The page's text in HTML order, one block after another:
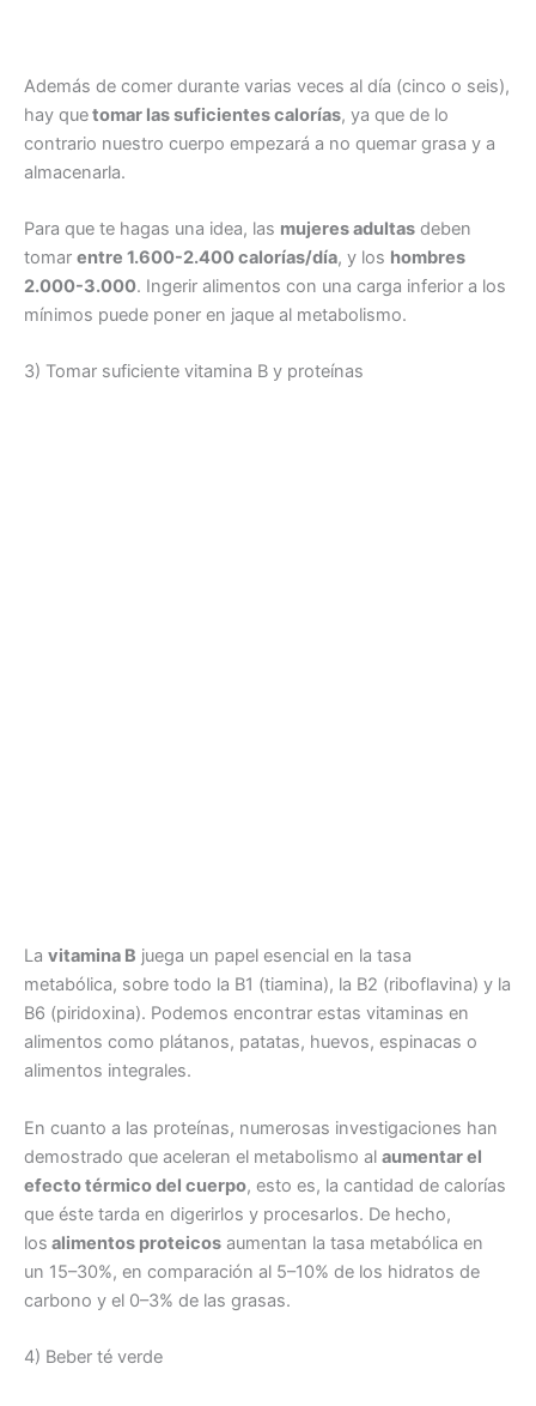
Además de comer durante varias veces al día (cinco o seis),
hay quetomar las suficientes calorías, ya que de lo
contrario nuestro cuerpo empezará a no quemar grasa y a
almacenarla.
Para que te hagas una idea, las mujeres adultas deben
tomar entre 1.600-2.400 calorías/día, y los hombres
2.000-3.000. Ingerir alimentos con una carga inferior a los
mínimos puede poner en jaque al metabolismo.
3) Tomar suficiente vitamina B y proteínas
La vitamina B juega un papel esencial en la tasa
metabólica, sobre todo la B1 (tiamina), la B2 (riboflavina) y la
B6 (piridoxina). Podemos encontrar estas vitaminas en
alimentos como plátanos, patatas, huevos, espinacas o
alimentos integrales.
En cuanto a las proteínas, numerosas investigaciones han
demostrado que aceleran el metabolismo al aumentar el
efecto térmico del cuerpo, esto es, la cantidad de calorías
que éste tarda en digerirlos y procesarlos. De hecho,
los alimentos proteicos aumentan la tasa metabólica en
un 15–30%, en comparación al 5–10% de los hidratos de
carbono y el 0–3% de las grasas.
4) Beber té verde